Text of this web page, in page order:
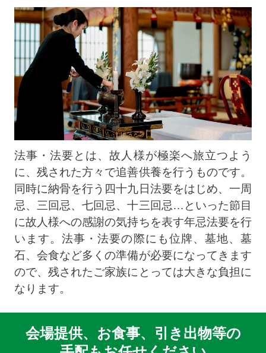
法事・法要とは、故人様が極楽へ旅立つよう
に、残された方々で追善供養を行うものです。
同時に納骨を行う四十九日法要をはじめ、一周
忌、三回忌、七回忌、十三回忌…といった節目
に故人様への感謝の気持ちを表す年忌法要を行
います。法事・法要の際にも位牌、墓地、墓
石、会食など多くの準備が必要になってきます
ので、残されたご家族にとっては大きな負担に
なります。
会場提供、お食事、引き出物等の